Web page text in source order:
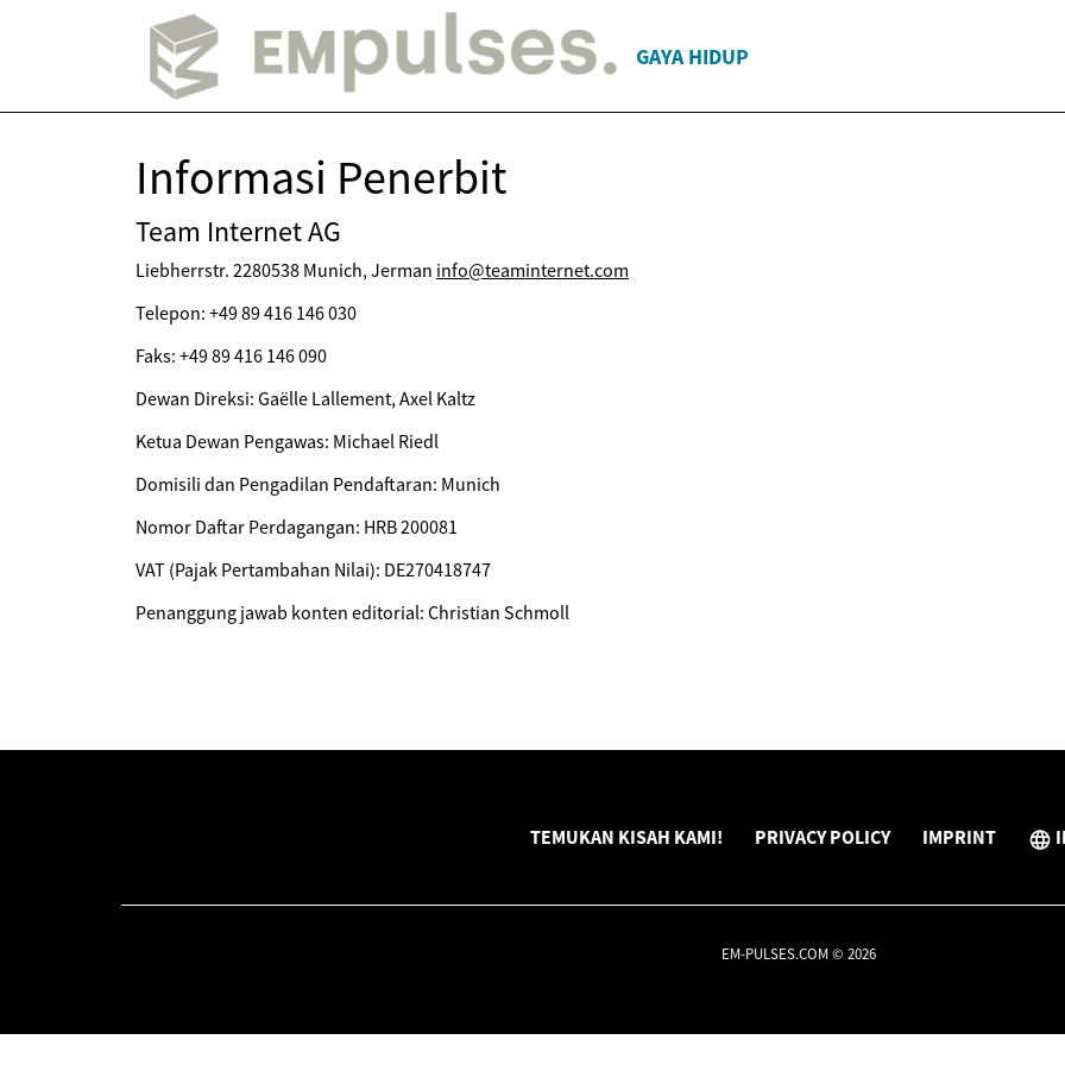
GAYA HIDUP
Informasi Penerbit
Team Internet AG
Liebherrstr. 2280538 Munich, Jerman info@teaminternet.com
Telepon: +49 89 416 146 030
Faks: +49 89 416 146 090
Dewan Direksi: Gaëlle Lallement, Axel Kaltz
Ketua Dewan Pengawas: Michael Riedl
Domisili dan Pengadilan Pendaftaran: Munich
Nomor Daftar Perdagangan: HRB 200081
VAT (Pajak Pertambahan Nilai): DE270418747
Penanggung jawab konten editorial: Christian Schmoll
TEMUKAN KISAH KAMI! PRIVACY POLICY IMPRINT
EM-PULSES.COM © 2026